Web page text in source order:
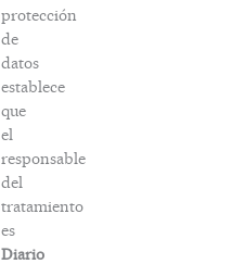
protección
de
datos
establece
que
el
responsable
del
tratamiento
es
Diario